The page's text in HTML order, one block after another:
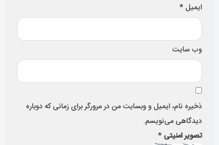
ایمیل *
وب‌ سایت
ذخیره نام، ایمیل و وبسایت من در مرورگر برای زمانی که دوباره
دیدگاهی می‌نویسم.
تصویر امنیتی *